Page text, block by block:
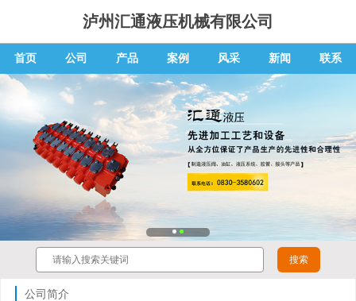
泸州汇通液压机械有限公司
首页 公司 产品 案例 风采 新闻 联系
公司简介